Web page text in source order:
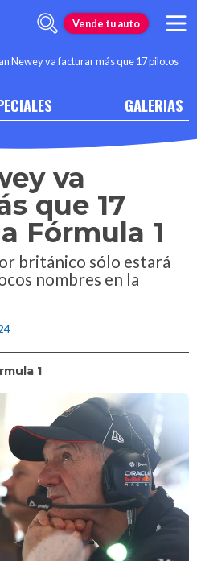
Vende tu auto
Newey va facturar más que 17 pilotos
GALERIAS
va
que 17
Fórmula 1
británico sólo estará
nombres en la
1